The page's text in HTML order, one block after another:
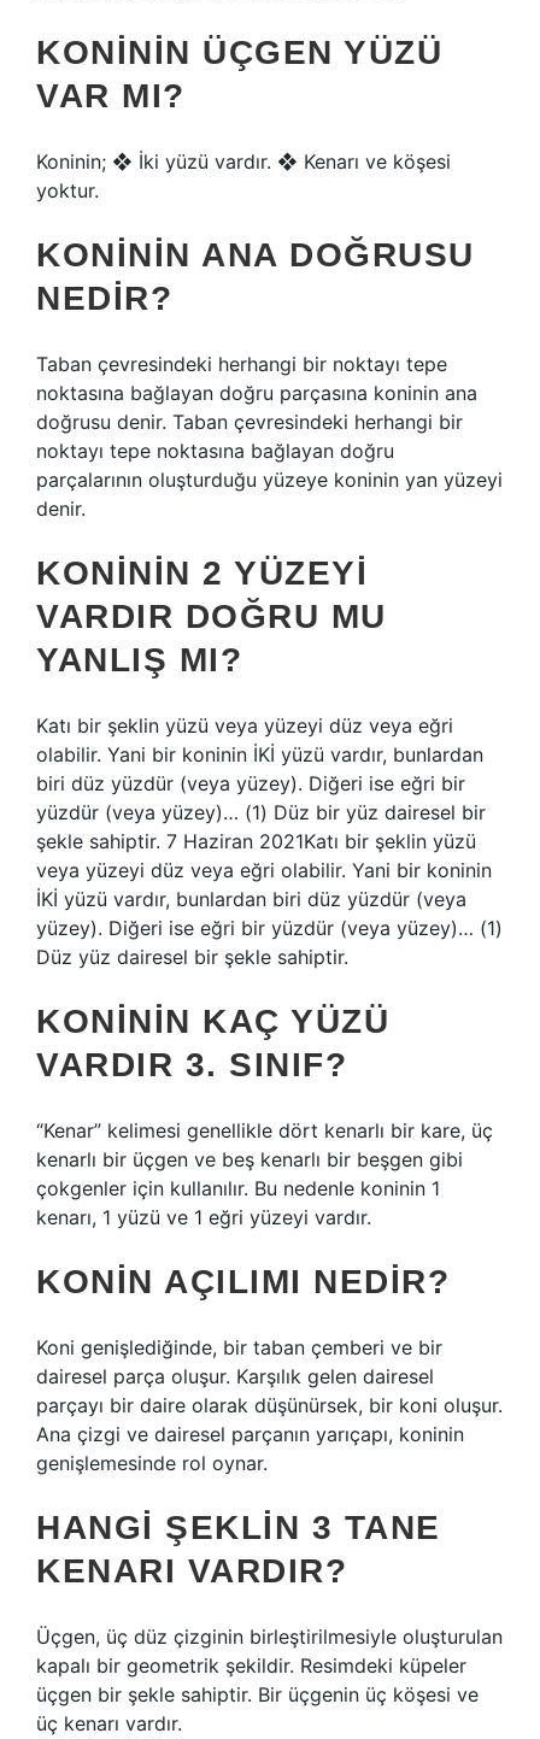
KONININ ÜÇGEN YÜZÜ
VAR MI?
Koninin; ❖ İki yüzü vardır. ❖ Kenarı ve köşesi
yoktur.
KONININ ANA DOĞRUSU
NEDIR?
Taban çevresindeki herhangi bir noktayı tepe
noktasına bağlayan doğru parçasına koninin ana
doğrusu denir. Taban çevresindeki herhangi bir
noktayı tepe noktasına bağlayan doğru
parçalarının oluşturduğu yüzeye koninin yan yüzeyi
denir.
KONININ 2 YÜZEYI
VARDIR DOĞRU MU
YANLIŞ MI?
Katı bir şeklin yüzü veya yüzeyi düz veya eğri
olabilir. Yani bir koninin İKİ yüzü vardır, bunlardan
biri düz yüzdür (veya yüzey). Diğeri ise eğri bir
yüzdür (veya yüzey)… (1) Düz bir yüz dairesel bir
şekle sahiptir. 7 Haziran 2021Katı bir şeklin yüzü
veya yüzeyi düz veya eğri olabilir. Yani bir koninin
İKİ yüzü vardır, bunlardan biri düz yüzdür (veya
yüzey). Diğeri ise eğri bir yüzdür (veya yüzey)… (1)
Düz yüz dairesel bir şekle sahiptir.
KONININ KAÇ YÜZÜ
VARDIR 3. SINIF?
“Kenar” kelimesi genellikle dört kenarlı bir kare, üç
kenarlı bir üçgen ve beş kenarlı bir beşgen gibi
çokgenler için kullanılır. Bu nedenle koninin 1
kenarı, 1 yüzü ve 1 eğri yüzeyi vardır.
KONIN AÇILIMI NEDIR?
Koni genişlediğinde, bir taban çemberi ve bir
dairesel parça oluşur. Karşılık gelen dairesel
parçayı bir daire olarak düşünürsek, bir koni oluşur.
Ana çizgi ve dairesel parçanın yarıçapı, koninin
genişlemesinde rol oynar.
HANGI ŞEKLIN 3 TANE
KENARI VARDIR?
Üçgen, üç düz çizginin birleştirilmesiyle oluşturulan
kapalı bir geometrik şekildir. Resimdeki küpeler
üçgen bir şekle sahiptir. Bir üçgenin üç köşesi ve
üç kenarı vardır.